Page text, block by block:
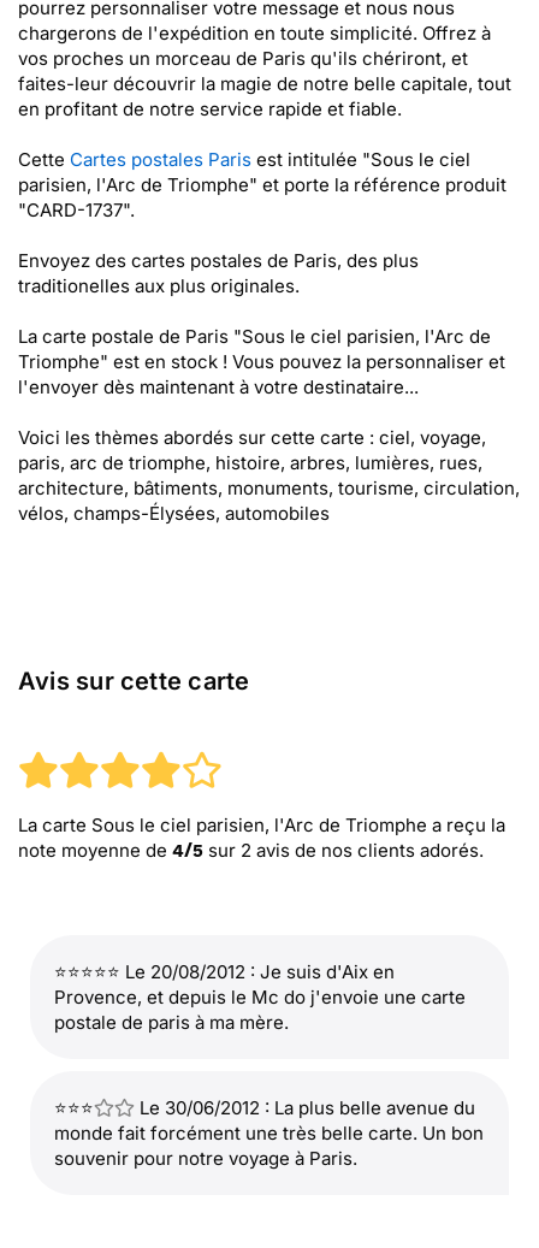
pourrez personnaliser votre message et nous nous
chargerons de l'expédition en toute simplicité. Offrez à
vos proches un morceau de Paris qu'ils chériront, et
faites-leur découvrir la magie de notre belle capitale, tout
en profitant de notre service rapide et fiable.
Cette Cartes postales Paris est intitulée "Sous le ciel
parisien, l'Arc de Triomphe" et porte la référence produit
"CARD-1737".
Envoyez des cartes postales de Paris, des plus
traditionelles aux plus originales.
La carte postale de Paris "Sous le ciel parisien, l'Arc de
Triomphe" est en stock ! Vous pouvez la personnaliser et
l'envoyer dès maintenant à votre destinataire...
Voici les thèmes abordés sur cette carte : ciel, voyage,
paris, arc de triomphe, histoire, arbres, lumières, rues,
architecture, bâtiments, monuments, tourisme, circulation,
vélos, champs-Élysées, automobiles
Avis sur cette carte
La carte Sous le ciel parisien, l'Arc de Triomphe a reçu la
note moyenne de 4/5 sur 2 avis de nos clients adorés.
⭐⭐⭐⭐⭐ Le 20/08/2012 : Je suis d'Aix en
Provence, et depuis le Mc do j'envoie une carte
postale de paris à ma mère.
⭐⭐⭐
Le 30/06/2012 : La plus belle avenue du
monde fait forcément une très belle carte. Un bon
souvenir pour notre voyage à Paris.